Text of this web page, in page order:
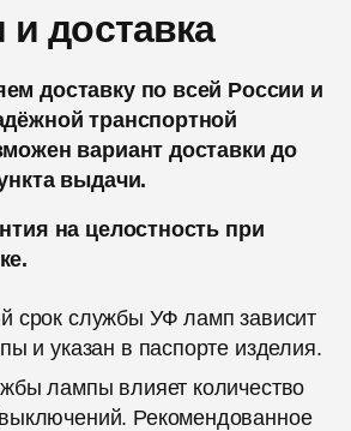
и доставка
доставку по всей России и
транспортной
вариант доставки до
выдачи.
на целостность при
срок службы УФ ламп зависит
и указан в паспорте изделия.
лампы влияет количество
Рекомендованное